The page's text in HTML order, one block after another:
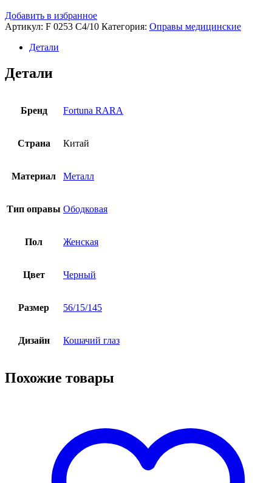
Добавить в избранное
Артикул: F 0253 C4/10 Категория: Оправы медицинские
Детали
Детали
Бренд Fortuna RARA
Страна Китай
Материал Металл
Тип оправы Ободковая
Пол Женская
Цвет Черный
Размер 56/15/145
Дизайн Кошачий глаз
Похожие товары